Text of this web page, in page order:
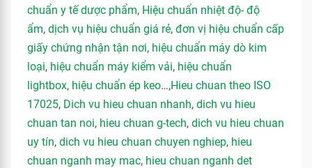
chuẩn y tế dược phẩm, Hiệu chuẩn nhiệt độ- độ
ẩm, dịch vụ hiệu chuẩn giá rẻ, đơn vị hiệu chuẩn cấp
giấy chứng nhận tận nơi, hiệu chuẩn máy dò kim
loại, hiệu chuẩn máy kiểm vải, hiệu chuẩn
lightbox, hiệu chuẩn ép keo…,Hieu chuan theo ISO
17025, Dich vu hieu chuan nhanh, dich vu hieu
chuan tan noi, hieu chuan g-tech, dich vu hieu chuan
uy tín, dich vu hieu chuan chuyen nghiep, hieu
chuan nganh may mac, hieu chuan nganh det